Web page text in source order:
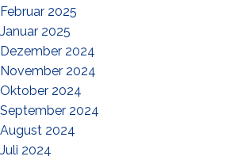
Februar 2025
Januar 2025
Dezember 2024
November 2024
Oktober 2024
September 2024
August 2024
Juli 2024